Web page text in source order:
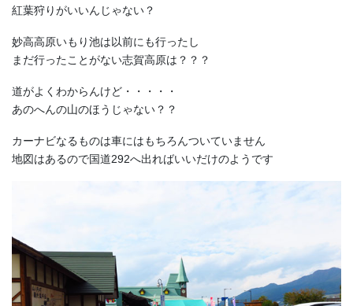
紅葉狩りがいいんじゃない？
妙高高原いもり池は以前にも行ったし
まだ行ったことがない志賀高原は？？？
道がよくわからんけど・・・・・
あのへんの山のほうじゃない？？
カーナビなるものは車にはもちろんついていません
地図はあるので国道292へ出ればいいだけのようです